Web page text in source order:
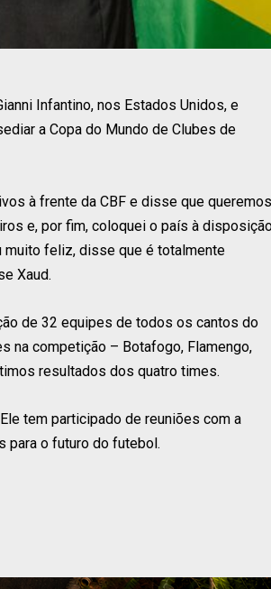
Infantino, nos Estados Unidos, e
a Copa do Mundo de Clubes de
à frente da CBF e disse que queremos
e, por fim, coloquei o país à
muito feliz, disse que é totalmente
Xaud.
de 32 equipes de todos os cantos do
na competição – Botafogo, Flamengo,
resultados dos quatro times.
tem participado de reuniões com a
para o futuro do futebol.